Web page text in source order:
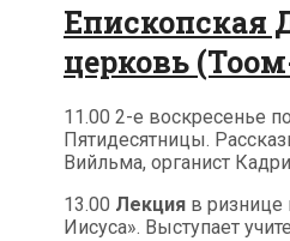
Епископская
церковь
11.00 2-е воскресенье
Пятидесятницы.
Вийльма, органист
13.00 Лекция в ризнице
Иисуса». Выступает